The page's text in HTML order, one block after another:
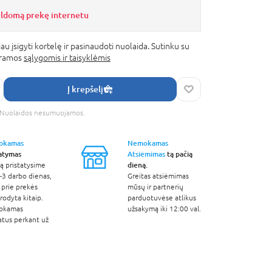
prekę internetu
įsigyti kortelę ir pasinaudoti nuolaida. Sutinku su
sąlygomis ir taisyklėmis
Į krepšelį
nesumuojamos.
pristatysime
3 darbo dienas,
prekės
kitaip.
perkant už
Nemokamas
Atsiėmimastą pačią
dieną.
Greitas atsiėmimas
mūsų ir partnerių
parduotuvėse atlikus
užsakymą iki 12:00 val.